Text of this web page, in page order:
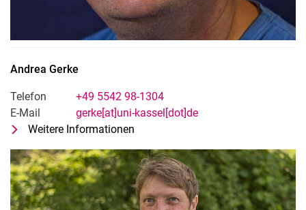
Andrea Gerke
Telefon
+49 5542 98-1304
E-Mail
gerke[at]uni-kassel[dot]de
Weitere Informationen